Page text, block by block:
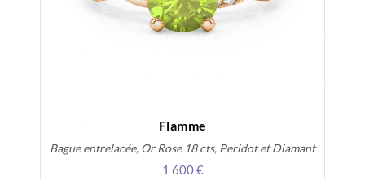
Flamme
Bague entrelacée, Or Rose 18 cts, Peridot et Diamant
1 600 €